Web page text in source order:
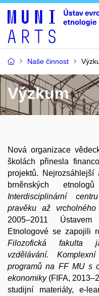
Naše činnost
Výzkum
Nová organizace
školách přinesla
projektů.
brněnských
Interdisciplinární centru
pravěku až vrcholného
2005–2011
Etnologové se zapojili
Filozofická fakulta
vzdělávání.
programů na FF MU s
ekonomiky (FIFA,
studijní materiály, e-